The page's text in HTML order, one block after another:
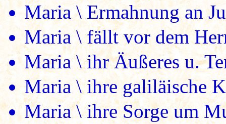
Maria \ Ermahnung an
Maria \ fällt vor dem
Maria \ ihr Äußeres u.
Maria \ ihre galiläische
Maria \ ihre Sorge um